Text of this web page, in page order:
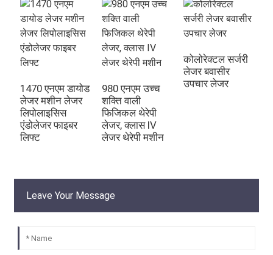
1470 एनएम डायोड
लेजर मशीन लेजर
लिपोलाइसिस
एंडोलेजर फाइबर
लिफ्ट
980 एनएम उच्च
शक्ति वाली
फिजिकल थेरेपी
लेजर, क्लास IV
लेजर थेरेपी मशीन
कोलोरेक्टल सर्जरी
लेजर बवासीर
उपचार लेजर
Leave Your Message